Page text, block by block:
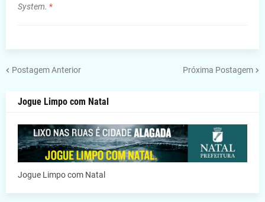
System. *
Postagem Anterior Próxima Postagem
Jogue Limpo com Natal
Jogue Limpo com Natal